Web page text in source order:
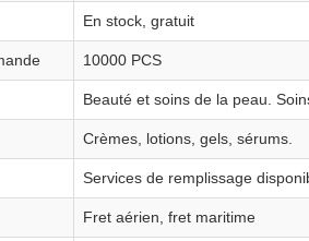
En stock, gratuit
10000 PCS
Beauté et soins de la peau.
Crèmes, lotions, gels, sérums.
Services de remplissage
Fret aérien, fret maritime